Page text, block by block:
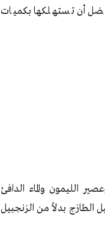
أن تستهلكها بكميات
الليمون والماء الدافئ
بدلاً من الزنجبيل